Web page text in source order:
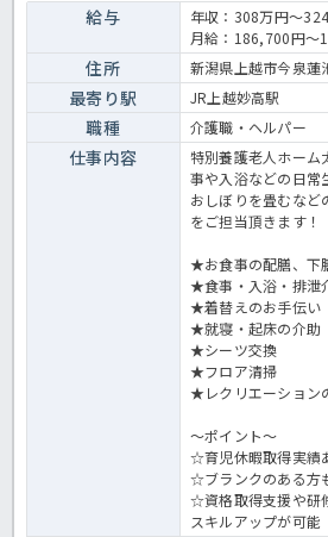
までお待ちしております♪特別養護老人ホ
す。 ＜介護職 正社員 特養の求人＞
給与
年収：308万円～
月給：186,700円～
住所 新潟県上越市今泉蓮
最寄り駅 JR上越妙高駅
職種 介護職・ヘルパー
仕事内容
特別養護老人ホーム
事や入浴などの日常
おしぼりを畳むなど
をご担当頂きます！
★お食事の配膳、下
★食事・入浴・排泄
★着替えのお手伝い
★就寝・起床の介助
★シーツ交換
★フロア清掃
★レクリエーション
～ポイント～
☆育児休暇取得実績
☆ブランクのある方
☆資格取得支援や研
スキルアップが可能